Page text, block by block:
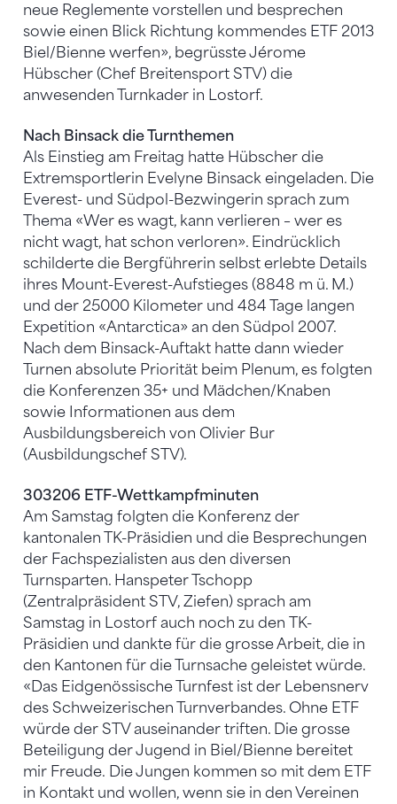
neue Reglemente vorstellen und besprechen
sowie einen Blick Richtung kommendes ETF 2013
Biel/Bienne werfen», begrüsste Jérome
Hübscher (Chef Breitensport STV) die
anwesenden Turnkader in Lostorf.
Nach Binsack die Turnthemen
Als Einstieg am Freitag hatte Hübscher die
Extremsportlerin Evelyne Binsack eingeladen. Die
Everest- und Südpol-Bezwingerin sprach zum
Thema «Wer es wagt, kann verlieren – wer es
nicht wagt, hat schon verloren». Eindrücklich
schilderte die Bergführerin selbst erlebte Details
ihres Mount-Everest-Aufstieges (8848 m ü. M.)
und der 25000 Kilometer und 484 Tage langen
Expetition «Antarctica» an den Südpol 2007.
Nach dem Binsack-Auftakt hatte dann wieder
Turnen absolute Priorität beim Plenum, es folgten
die Konferenzen 35+ und Mädchen/Knaben
sowie Informationen aus dem
Ausbildungsbereich von Olivier Bur
(Ausbildungschef STV).
303206 ETF-Wettkampfminuten
Am Samstag folgten die Konferenz der
kantonalen TK-Präsidien und die Besprechungen
der Fachspezialisten aus den diversen
Turnsparten. Hanspeter Tschopp
(Zentralpräsident STV, Ziefen) sprach am
Samstag in Lostorf auch noch zu den TK-
Präsidien und dankte für die grosse Arbeit, die in
den Kantonen für die Turnsache geleistet würde.
«Das Eidgenössische Turnfest ist der Lebensnerv
des Schweizerischen Turnverbandes. Ohne ETF
würde der STV auseinander triften. Die grosse
Beteiligung der Jugend in Biel/Bienne bereitet
mir Freude. Die Jungen kommen so mit dem ETF
in Kontakt und wollen, wenn sie in den Vereinen